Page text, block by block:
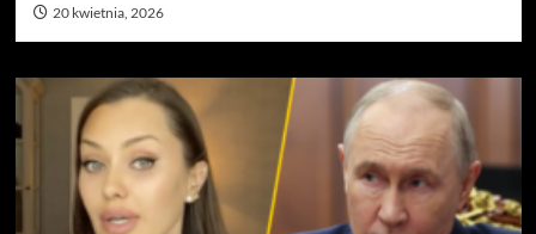
20 kwietnia, 2026